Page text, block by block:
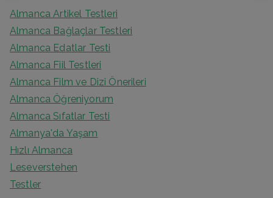
Almanca Artikel Testleri
Almanca Bağlaçlar Testleri
Almanca Edatlar Testi
Almanca Fiil Testleri
Almanca Film ve Dizi Önerileri
Almanca Öğreniyorum
Almanca Sıfatlar Testi
Almanya'da Yaşam
Hızlı Almanca
Leseverstehen
Testler